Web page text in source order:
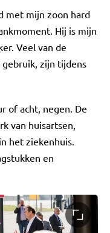
met mijn zoon hard
Hij is mijn
Veel van de
gebruik, zijn tijdens
of acht, negen. De
van huisartsen,
het ziekenhuis.
en